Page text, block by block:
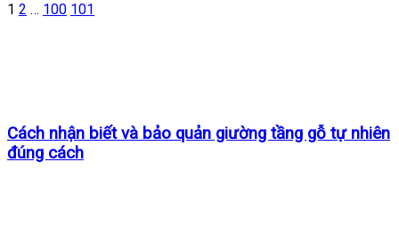
1 2 … 100 101
Cách nhận biết và bảo quản giường tầng gỗ tự nhiên
đúng cách